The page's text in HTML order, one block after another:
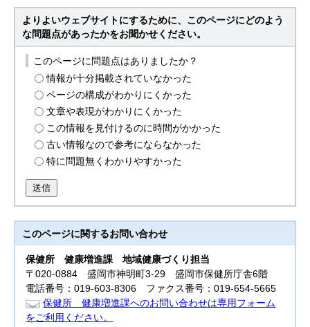
よりよいウェブサイトにするために、このページにどのよう
な問題点があったかをお聞かせください。
このページに問題点はありましたか？
情報が十分掲載されていなかった
ページの構成がわかりにくかった
文章や表現がわかりにくかった
この情報を見付けるのに時間がかかった
古い情報なので参考にならなかった
特に問題無くわかりやすかった
送信
このページに関するお問い合わせ
保健所健康増進課 地域健康づくり担当
〒020-0884 盛岡市神明町3-29 盛岡市保健所庁舎6階
電話番号：019-603-8306 ファクス番号：019-654-5665
保健所 健康増進課へのお問い合わせは専用フォーム
をご利用ください。